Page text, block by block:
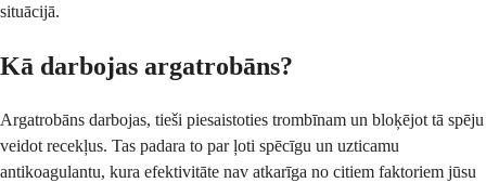
situācijā.
Kā darbojas argatrobāns?
Argatrobāns darbojas, tieši piesaistoties trombīnam un bloķējot tā spēju
veidot recekļus. Tas padara to par ļoti spēcīgu un uzticamu
antikoagulantu, kura efektivitāte nav atkarīga no citiem faktoriem jūsu